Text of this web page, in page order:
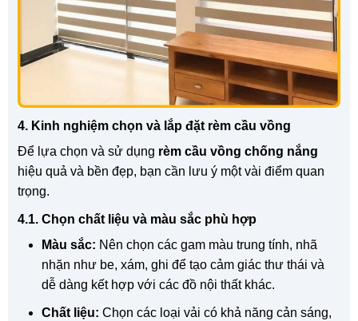
4. Kinh nghiệm chọn và lắp đặt rèm cầu vồng
Để lựa chọn và sử dụng rèm cầu vồng chống nắng
hiệu quả và bền đẹp, bạn cần lưu ý một vài điểm quan
trọng.
4.1. Chọn chất liệu và màu sắc phù hợp
Màu sắc: Nên chọn các gam màu trung tính, nhã
nhặn như be, xám, ghi để tạo cảm giác thư thái và
dễ dàng kết hợp với các đồ nội thất khác.
Chất liệu: Chọn các loại vải có khả năng cản sáng,